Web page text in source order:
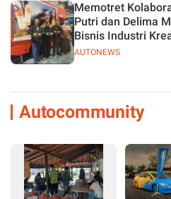
AUTONEWS
Memotret
Putri dan Delima
Bisnis Industri
Autocommunity